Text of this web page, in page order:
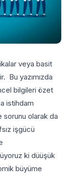
veya basit
Bu yazımızda
bilgileri özet
istihdam
sorunu olarak da
işgücü
ki düüşük
büyüme